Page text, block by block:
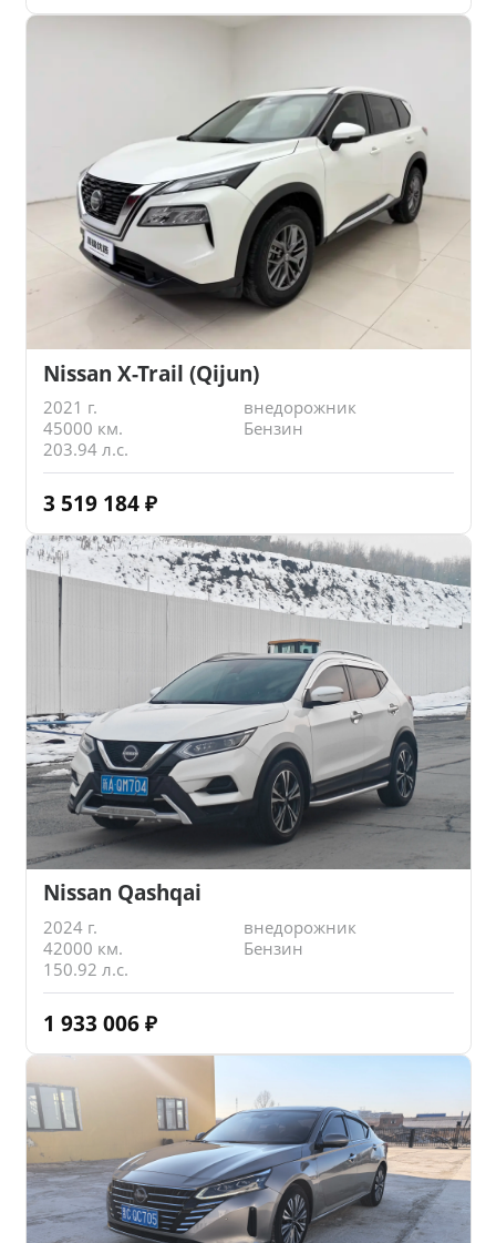
Nissan X-Trail (Qijun)
2021 г.
внедорожник
45000 км.
Бензин
203.94 л.с.
3 519 184 ₽
Nissan Qashqai
2024 г.
внедорожник
42000 км.
Бензин
150.92 л.с.
1 933 006 ₽